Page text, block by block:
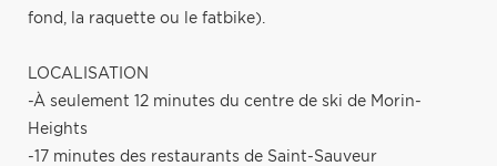
fond, la raquette ou le fatbike).
LOCALISATION
-À seulement 12 minutes du centre de ski de Morin-
Heights
-17 minutes des restaurants de Saint-Sauveur